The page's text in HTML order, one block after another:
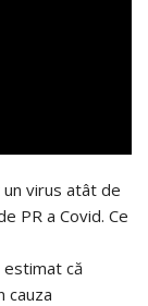
virus atât de
PR a Covid. Ce
estimat că
cauza